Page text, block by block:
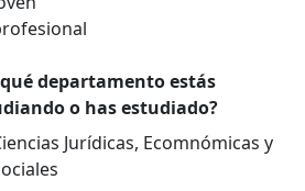
qué departamento estás
o has estudiado?
Jurídicas, Ecomnómicas y